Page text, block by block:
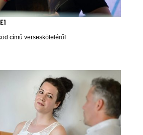
című verseskötetéről